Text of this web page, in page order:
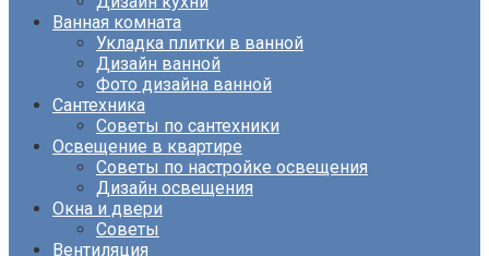
Ванная комната
Укладка плитки в ванной
Дизайн ванной
Фото дизайна ванной
Сантехника
Советы по сантехники
Освещение в квартире
Советы по настройке освещения
Дизайн освещения
Окна и двери
Советы
Вентиляция